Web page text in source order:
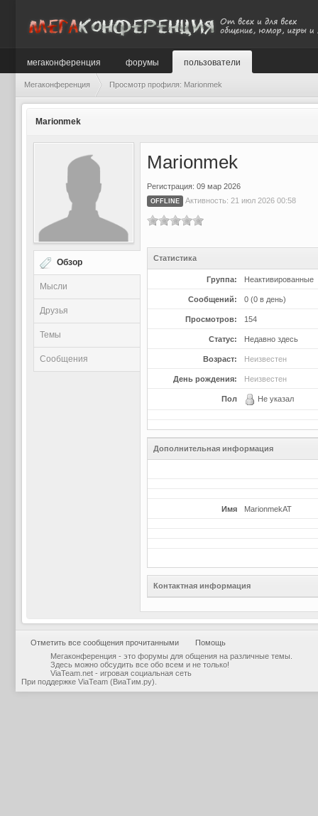
мегаконференция форумы пользователи
Мегаконференция Просмотр профиля: Marionmek
Marionmek
Обзор
Мысли
Друзья
Темы
Сообщения
Marionmek
Регистрация: 09 мар 2026
OFFLINE Активность: 21 июл 2026 00:58
Статистика
Группа: Неактивированные
Сообщений: 0 (0 в день)
Просмотров: 154
Статус: Недавно здесь
Возраст: Неизвестен
День рождения: Неизвестен
Пол Не указал
Дополнительная информация
Имя MarionmekAT
Контактная информация
Отметить все сообщения прочитанными
Помощь
Мегаконференция - это форумы для общения на различные темы.
Здесь можно обсудить все обо всем и не только!
ViaTeam.net - игровая социальная сеть
При поддержке ViaTeam (ВиаТим.ру)